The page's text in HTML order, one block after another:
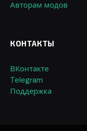
Авторам модов
КОНТАКТЫ
ВКонтакте
Telegram
Поддержка